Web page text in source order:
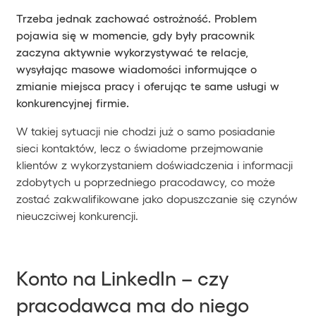
Trzeba jednak zachować ostrożność. Problem
pojawia się w momencie, gdy były pracownik
zaczyna aktywnie wykorzystywać te relacje,
wysyłając masowe wiadomości informujące o
zmianie miejsca pracy i oferując te same usługi w
konkurencyjnej firmie.
W takiej sytuacji nie chodzi już o samo posiadanie
sieci kontaktów, lecz o świadome przejmowanie
klientów z wykorzystaniem doświadczenia i informacji
zdobytych u poprzedniego pracodawcy, co może
zostać zakwalifikowane jako dopuszczanie się czynów
nieuczciwej konkurencji.
Konto na LinkedIn – czy
pracodawca ma do niego